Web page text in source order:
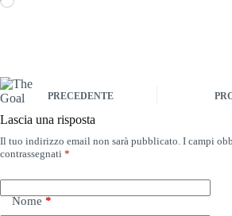
PRECEDENTE
Lascia una risposta
Il tuo indirizzo email non sarà pubblicato. I campi
contrassegnati *
Nome *